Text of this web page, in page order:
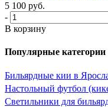
5 100 руб.
-
В корзину
Популярные категории
Бильярдные кии в
Настольный футбол
Светильники для